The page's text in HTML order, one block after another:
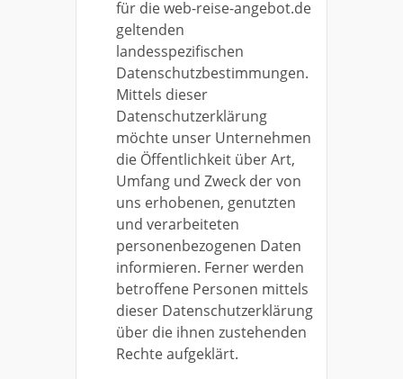
für die web-reise-angebot.de
geltenden
landesspezifischen
Datenschutzbestimmungen.
Mittels dieser
Datenschutzerklärung
möchte unser Unternehmen
die Öffentlichkeit über Art,
Umfang und Zweck der von
uns erhobenen, genutzten
und verarbeiteten
personenbezogenen Daten
informieren. Ferner werden
betroffene Personen mittels
dieser Datenschutzerklärung
über die ihnen zustehenden
Rechte aufgeklärt.